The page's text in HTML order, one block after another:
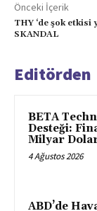
Önceki İçerik
THY ‘de şok etkisi
SKANDAL
Editörden
BETA
Desteği:
Milyar
4 Ağustos 2026
ABD’de